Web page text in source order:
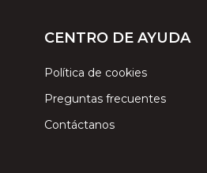
CENTRO DE AYUDA
Política de cookies
Preguntas frecuentes
Contáctanos